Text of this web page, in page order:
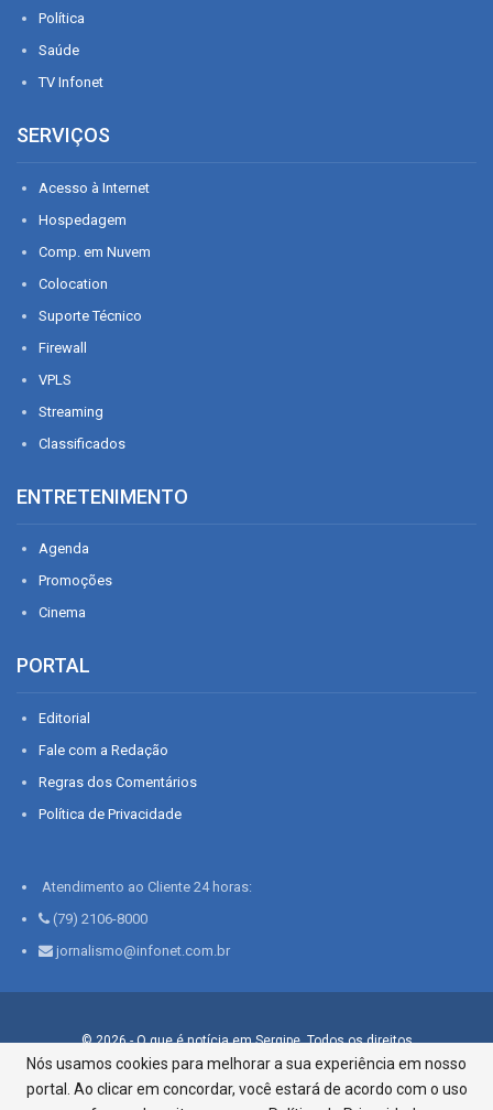
Política
Saúde
TV Infonet
SERVIÇOS
Acesso à Internet
Hospedagem
Comp. em Nuvem
Colocation
Suporte Técnico
Firewall
VPLS
Streaming
Classificados
ENTRETENIMENTO
Agenda
Promoções
Cinema
PORTAL
Editorial
Fale com a Redação
Regras dos Comentários
Política de Privacidade
Atendimento ao Cliente 24 horas:
(79) 2106-8000
jornalismo@infonet.com.br
© 2026 - O que é notícia em Sergipe. Todos os direitos
reservados.
Infonet - Rua Monsenhor Silveira 276, Bairro São José |
Nós usamos cookies para melhorar a sua experiência em nosso
portal. Ao clicar em concordar, você estará de acordo com o uso